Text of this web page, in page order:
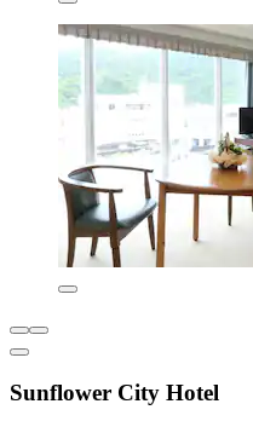
Sunflower City Hotel